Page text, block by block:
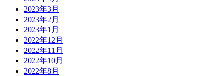
2023年3月
2023年2月
2023年1月
2022年12月
2022年11月
2022年10月
2022年8月